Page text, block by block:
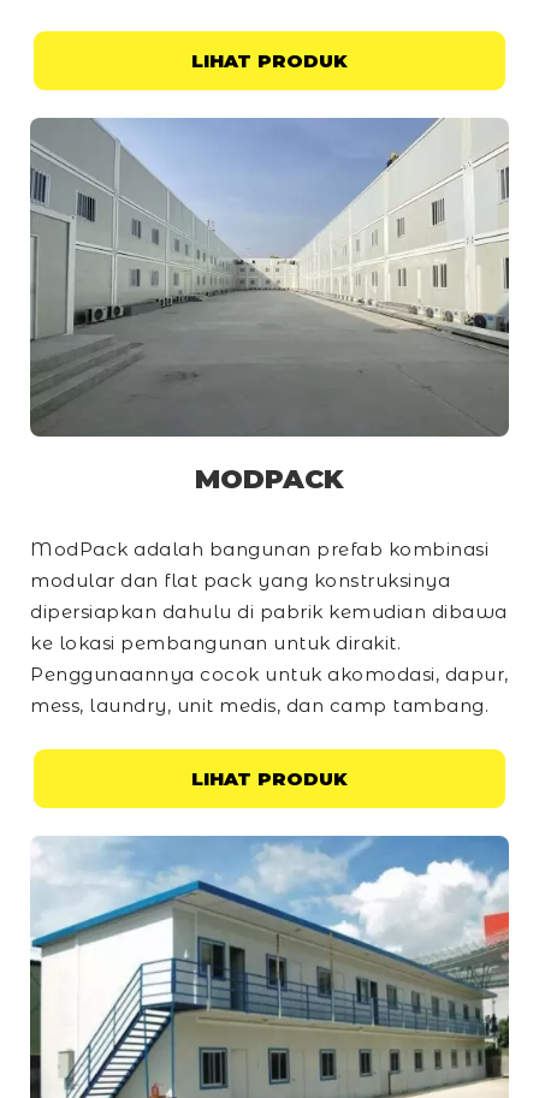
LIHAT PRODUK
MODPACK
ModPack adalah bangunan prefab kombinasi
modular dan flat pack yang konstruksinya
dipersiapkan dahulu di pabrik kemudian dibawa
ke lokasi pembangunan untuk dirakit.
Penggunaannya cocok untuk akomodasi, dapur,
mess, laundry, unit medis, dan camp tambang.
LIHAT PRODUK